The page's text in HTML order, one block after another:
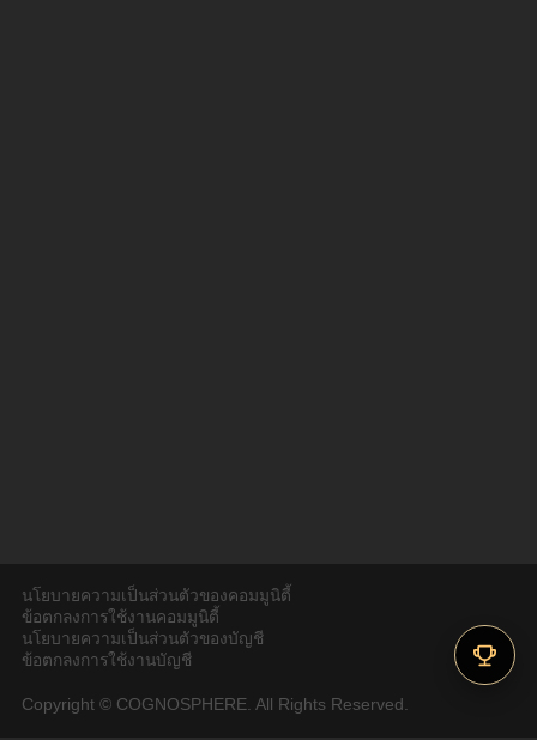
นโยบายความเป็นส่วนตัวของคอมมูนิตี้
ข้อตกลงการใช้งานคอมมูนิตี้
นโยบายความเป็นส่วนตัวของบัญชี
ข้อตกลงการใช้งานบัญชี
Copyright © COGNOSPHERE. All Rights Reserved.